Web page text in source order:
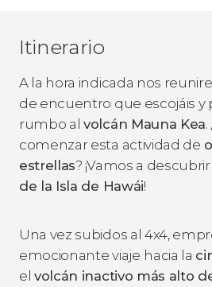
Itinerario
A la hora indicada nos
de encuentro que escojáis
rumbo alvolcán Mauna Kea
comenzar esta actividad de
estrellas? ¡Vamos a
de la Isla de Hawái!
Una vez subidos al 4x4,
emocionante viaje hacia la
elvolcán inactivo más alto